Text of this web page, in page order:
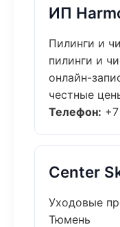
ИП
Пилинги и
пилинги и
онлайн-
честные
Телефон:
Center
Уходовые
Тюмень